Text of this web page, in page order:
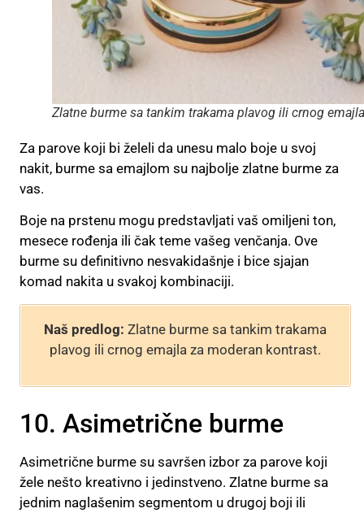
Zlatne burme sa tankim trakama plavog ili crnog emajla
Za parove koji bi želeli da unesu malo boje u svoj
nakit, burme sa emajlom su najbolje zlatne burme za
vas.
Boje na prstenu mogu predstavljati vaš omiljeni ton,
mesece rođenja ili čak teme vašeg venčanja. Ove
burme su definitivno nesvakidašnje i bice sjajan
komad nakita u svakoj kombinaciji.
Naš predlog: Zlatne burme sa tankim trakama
plavog ili crnog emajla za moderan kontrast.
10. Asimetrične burme
Asimetrične burme su savršen izbor za parove koji
žele nešto kreativno i jedinstveno. Zlatne burme sa
jednim naglašenim segmentom u drugoj boji ili